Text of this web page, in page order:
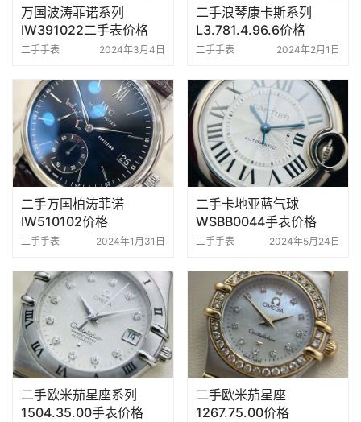
万国波涛菲诺系列
IW391022二手表价格
二手手表 2024年3月4日
二手浪琴康卡斯系列
L3.781.4.96.6价格
二手手表 2024年2月1日
二手万国柏涛菲诺
IW510102价格
二手手表 2024年1月31日
二手卡地亚蓝气球
WSBB0044手表价格
二手手表 2024年5月24日
二手欧米茄星座系列
1504.35.00手表价格
二手欧米茄星座
1267.75.00价格